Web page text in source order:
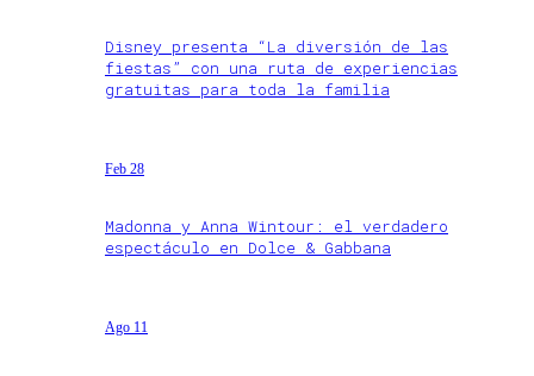
Disney presenta “La diversión de las
fiestas” con una ruta de experiencias
gratuitas para toda la familia
Feb 28
Madonna y Anna Wintour: el verdadero
espectáculo en Dolce & Gabbana
Ago 11